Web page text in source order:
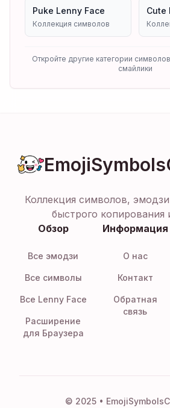
Puke Lenny Face
Коллекция символов
Откройте другие категории
смайлики
Коллекция символов,
быстрого копирования
Обзор
Все эмодзи
Все символы
Все Lenny Face
Расширение
для Браузера
Информация
О нас
Контакт
Обратная
связь
© 2025 •